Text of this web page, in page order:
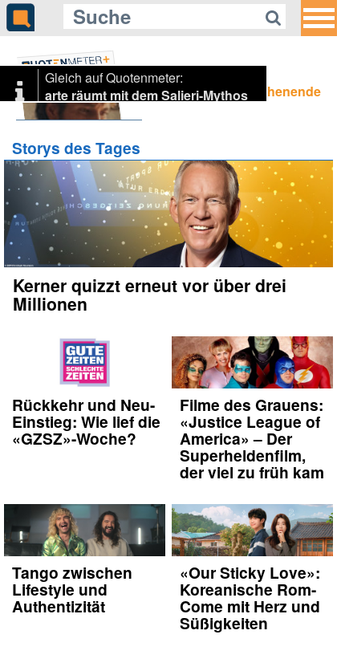
Gleich auf Quotenmeter:
arte räumt mit dem Salieri-Mythos
auf
32 Highlight-Mix zum Wochenende
Storys des Tages
Kerner quizzt erneut vor über drei
Millionen
Rückkehr und Neu-
Einstieg: Wie lief die
«GZSZ»-Woche?
Filme des Grauens:
«Justice League of
America» – Der
Superheldenfilm,
der viel zu früh kam
Tango zwischen
Lifestyle und
Authentizität
«Our Sticky Love»:
Koreanische Rom-
Come mit Herz und
Süßigkeiten